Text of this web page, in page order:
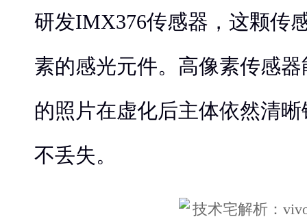
研发IMX376传感器，这颗传
素的感光元件。高像素传感
的照片在虚化后主体依然清
不丢失。